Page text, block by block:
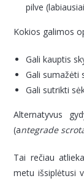
pilve
Kokios galimos
Gali kauptis
Gali sumažėti
Gali sutrikti
Alternatyvus
(antegrade
Tai rečiau
metu išsiplėtusi